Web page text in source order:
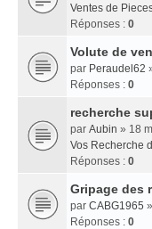
Ventes de
Réponses : 0
Volute de
par Peraudel62
Réponses : 0
recherche
par Aubin » 18
Vos Recherche
Réponses : 0
Gripage des
par CABG1965
Réponses : 0